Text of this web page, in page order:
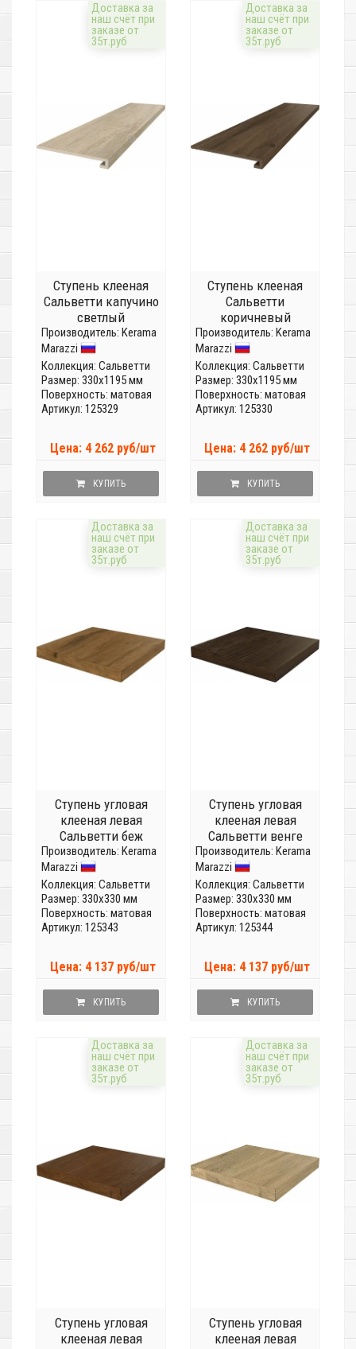
Доставка за
наш счёт при
заказе от
35т.руб
Ступень клееная
Сальветти капучино
светлый
SG506520R/GCF
Производитель: Kerama
Marazzi
Коллекция: Сальветти
Размер: 330x1195 мм
Поверхность: матовая
Артикул: 125329
Цена: 4 262 руб/шт
КУПИТЬ
Доставка за
наш счёт при
заказе от
35т.руб
Ступень клееная
Сальветти
коричневый
SG506820R/GCF
Производитель: Kerama
Marazzi
Коллекция: Сальветти
Размер: 330x1195 мм
Поверхность: матовая
Артикул: 125330
Цена: 4 262 руб/шт
КУПИТЬ
Доставка за
наш счёт при
заказе от
35т.руб
Ступень угловая
клееная левая
Сальветти беж
темный
SG506420R/GCS
Производитель: Kerama
Marazzi
Коллекция: Сальветти
Размер: 330x330 мм
Поверхность: матовая
Артикул: 125343
Цена: 4 137 руб/шт
КУПИТЬ
Доставка за
наш счёт при
заказе от
35т.руб
Ступень угловая
клееная левая
Сальветти венге
SG507320R/GCS
Производитель: Kerama
Marazzi
Коллекция: Сальветти
Размер: 330x330 мм
Поверхность: матовая
Артикул: 125344
Цена: 4 137 руб/шт
КУПИТЬ
Доставка за
наш счёт при
заказе от
35т.руб
Ступень угловая
клееная левая
Доставка за
наш счёт при
заказе от
35т.руб
Ступень угловая
клееная левая